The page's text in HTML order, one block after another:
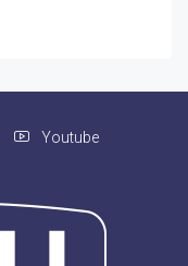
Youtube